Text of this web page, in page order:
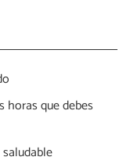
horas que debes